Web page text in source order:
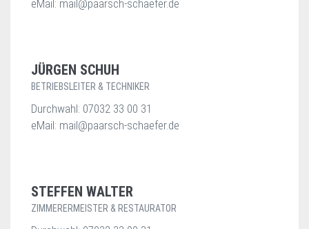
eMail: mail@paarsch-schaefer.de
JÜRGEN SCHUH
BETRIEBSLEITER & TECHNIKER
Durchwahl: 07032 33 00 31
eMail: mail@paarsch-schaefer.de
STEFFEN WALTER
ZIMMERERMEISTER & RESTAURATOR